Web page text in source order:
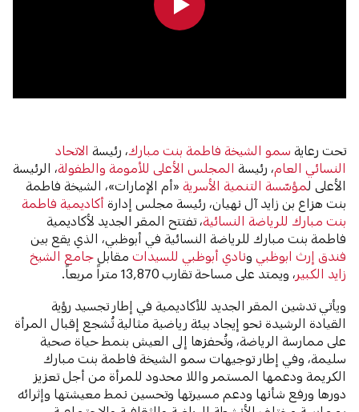
تحت رعايةسمو الشيخة فاطمة بنت مبارك، رئيسةالاتحاد
النسائي العام، رئيسةالمجلس الأعلى للأمومة والطفولة، الرئيسة
الأعلى ل مؤسّسة التنمية الأسرية«أم الإمارات»، الشيخة فاطمة
بنت هزاع بن زايد آل نهيان، رئيسة مجلس إدارةأكاديمية فاطمة
بنت مبارك للرياضة النسائية، تفتتح المقر الجديد لأكاديمية
فاطمة بنت مبارك للرياضة النسائية في أبوظبي، الذي يقع بين
فندق إرث ابوظبي ونادي أبوظبي للسيداتمقابل جامع الشيخ
زايد الكبير، ويمتد على مساحة تقارب 13,870 متراً مربعاً.
ويأتي تدشين المقر الجديد للأكاديمية في إطار تجسيد رؤية
القيادة الرشيدة نحو إيجاد بيئة رياضية مثالية تُشجع إقبال المرأة
على ممارسة الرياضة، وتُحفزها إلى العيش بنمط حياة صحية
سليمة، وفي إطار توجيهات سمو الشيخة فاطمة بنت مبارك
الكريمة ودعمها المستمر واللا محدود للمرأة من أجل تعزيز
دورها ورفع شأنها ودعم مسيرتها وتحسين نمط معيشتها وإثرائه